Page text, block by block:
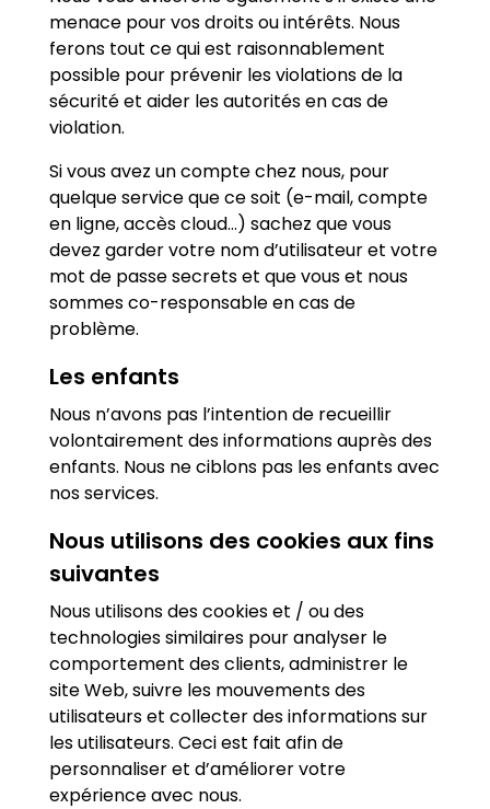
menace pour vos droits ou intérêts. Nous
ferons tout ce qui est raisonnablement
possible pour prévenir les violations de la
sécurité et aider les autorités en cas de
violation.
Si vous avez un compte chez nous, pour
quelque service que ce soit (e-mail, compte
en ligne, accès cloud…) sachez que vous
devez garder votre nom d’utilisateur et votre
mot de passe secrets et que vous et nous
sommes co-responsable en cas de
problème.
Les enfants
Nous n’avons pas l’intention de recueillir
volontairement des informations auprès des
enfants. Nous ne ciblons pas les enfants avec
nos services.
Nous utilisons des cookies aux fins
suivantes
Nous utilisons des cookies et / ou des
technologies similaires pour analyser le
comportement des clients, administrer le
site Web, suivre les mouvements des
utilisateurs et collecter des informations sur
les utilisateurs. Ceci est fait afin de
personnaliser et d’améliorer votre
expérience avec nous.